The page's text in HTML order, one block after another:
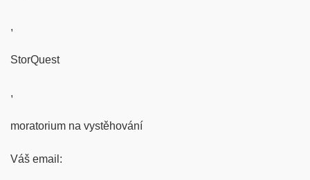
,
StorQuest
,
moratorium na vystěhování
Váš email: